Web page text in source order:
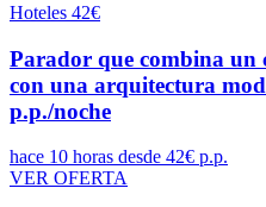
Hoteles 42€
Parador que combina
con una arquitectura
p.p./noche
hace 10 horas desde 42€ p.p.
VER OFERTA